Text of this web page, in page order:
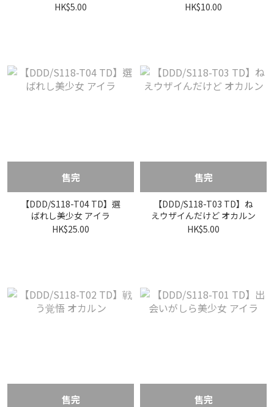
HK$5.00
HK$10.00
售完
【DDD/S118-T04 TD】選
ばれし美少女 アイラ
HK$25.00
售完
【DDD/S118-T03 TD】ね
えウザイんだけど オカルン
HK$5.00
售完 售完